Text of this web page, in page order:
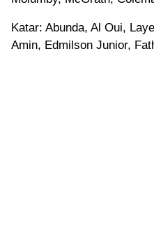
Katar: Abunda, Al Oui,
Amin, Edmilson Junior,